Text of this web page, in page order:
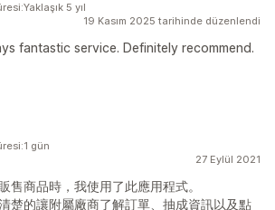
19 Kasım 2025 tarihinde düzenlendi
fantastic service. Definitely recommend.
5 yıl
27 Eylül 2021
售商品時，我使用了此應用程式。
楚的讓附屬廠商了解訂單、抽成資訊以及點
gün